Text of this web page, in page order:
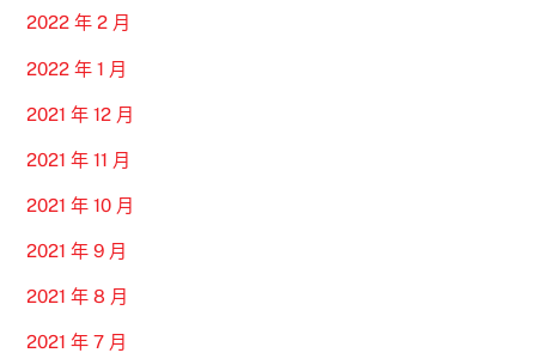
2022 年 2 月
2022 年 1 月
2021 年 12 月
2021 年 11 月
2021 年 10 月
2021 年 9 月
2021 年 8 月
2021 年 7 月